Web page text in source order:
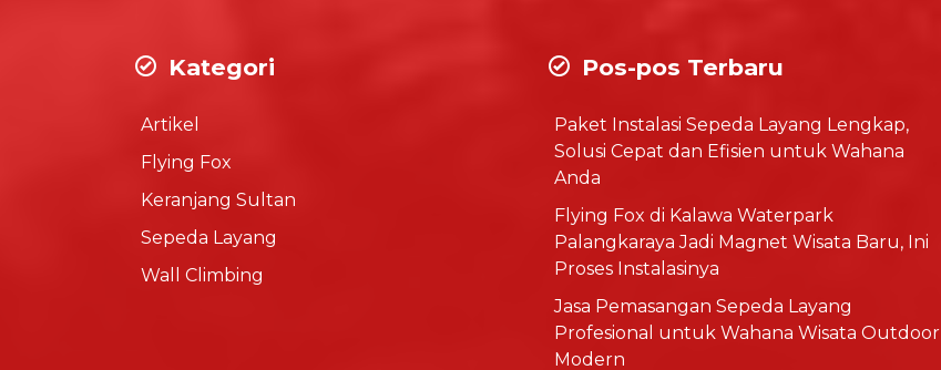
Kategori
Artikel
Flying Fox
Keranjang Sultan
Sepeda Layang
Wall Climbing
Pos-pos Terbaru
Paket Instalasi Sepeda Layang Lengkap,
Solusi Cepat dan Efisien untuk Wahana
Anda
Flying Fox di Kalawa Waterpark
Palangkaraya Jadi Magnet Wisata Baru, Ini
Proses Instalasinya
Jasa Pemasangan Sepeda Layang
Profesional untuk Wahana Wisata Outdoor
Modern